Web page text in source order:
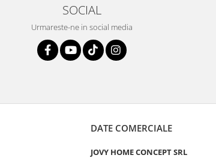
SOCIAL
Urmareste-ne in social media
DATE COMERCIALE
JOVY HOME CONCEPT SRL